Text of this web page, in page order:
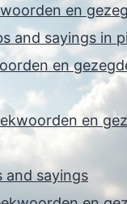
en
and sayings in
en
en
and sayings